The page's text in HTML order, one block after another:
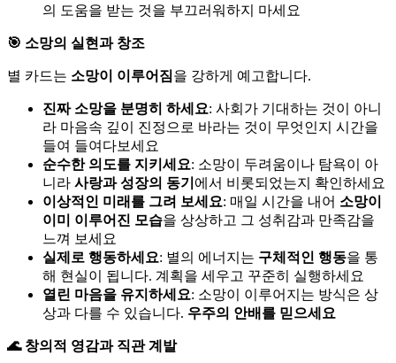
의 도움을 받는 것을 부끄러워하지 마세요
🎯 소망의 실현과 창조
별 카드는 소망이 이루어짐을 강하게 예고합니다.
진짜 소망을 분명히 하세요: 사회가 기대하는 것이 아니
라 마음속 깊이 진정으로 바라는 것이 무엇인지 시간을
들여 들여다보세요
순수한 의도를 지키세요: 소망이 두려움이나 탐욕이 아
니라 사랑과 성장의 동기 에서 비롯되었는지 확인하세요
이상적인 미래를 그려 보세요: 매일 시간을 내어 소망이
이미 이루어진 모습을 상상하고 그 성취감과 만족감을
느껴 보세요
실제로 행동하세요: 별의 에너지는 구체적인 행동을 통
해 현실이 됩니다. 계획을 세우고 꾸준히 실행하세요
열린 마음을 유지하세요: 소망이 이루어지는 방식은 상
상과 다를 수 있습니다. 우주의 안배를 믿으세요
🌊 창의적 영감과 직관 계발